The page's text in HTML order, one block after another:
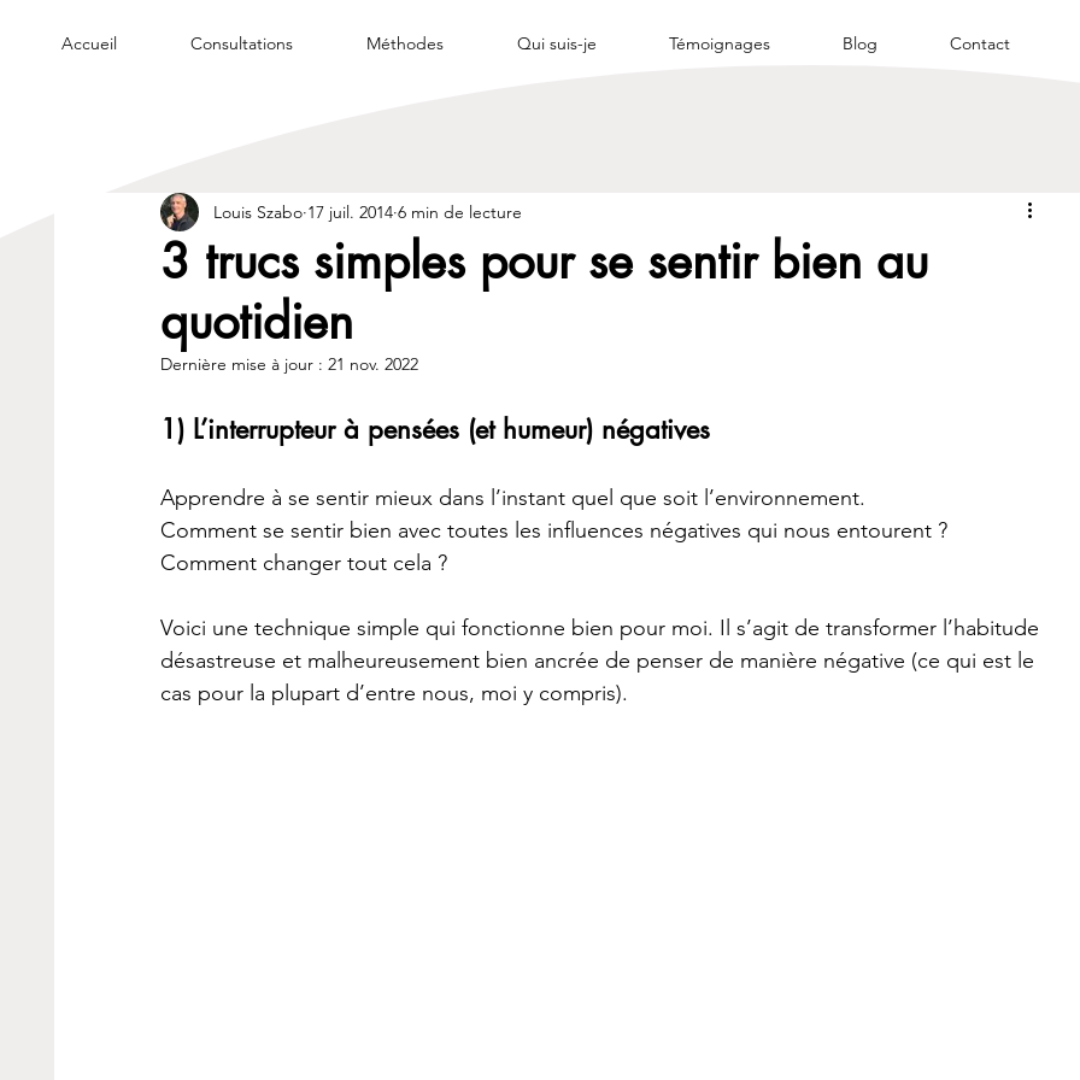
Accueil Consultations Méthodes Qui suis-je Témoignages Blog Contact
3 trucs simples pour se sentir bien au
quotidien
Louis Szabo 17 juil. 2014 6 min de lecture
Dernière mise à jour : 21 nov. 2022
1) L’interrupteur à pensées (et humeur) négatives
Apprendre à se sentir mieux dans l’instant quel que soit l’environnement.
Comment se sentir bien avec toutes les influences négatives qui nous entourent ?
Comment changer tout cela ?
Voici une technique simple qui fonctionne bien pour moi. Il s’agit de transformer l’habitude
désastreuse et malheureusement bien ancrée de penser de manière négative (ce qui est le
cas pour la plupart d’entre nous, moi y compris).